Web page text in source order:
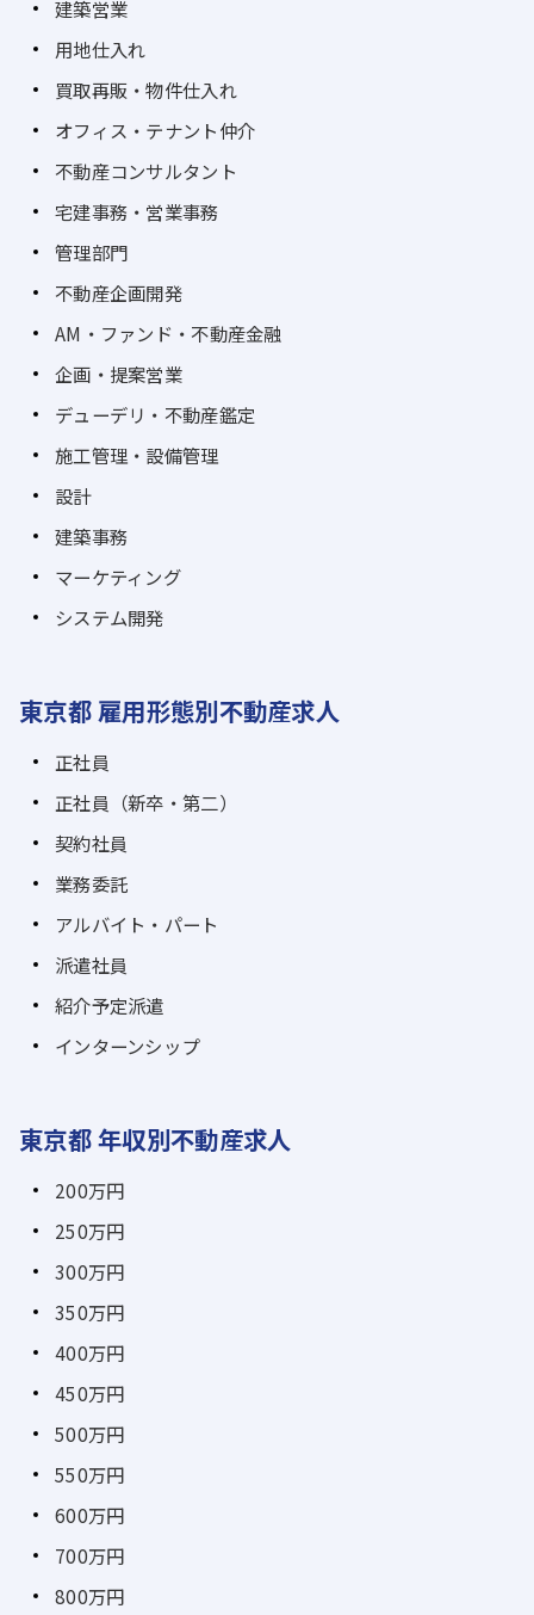
建築営業
用地仕入れ
買取再販・物件仕入れ
オフィス・テナント仲介
不動産コンサルタント
宅建事務・営業事務
管理部門
不動産企画開発
AM・ファンド・不動産金融
企画・提案営業
デューデリ・不動産鑑定
施工管理・設備管理
設計
建築事務
マーケティング
システム開発
東京都 雇用形態別不動産求人
正社員
正社員（新卒・第二）
契約社員
業務委託
アルバイト・パート
派遣社員
紹介予定派遣
インターンシップ
東京都 年収別不動産求人
200万円
250万円
300万円
350万円
400万円
450万円
500万円
550万円
600万円
700万円
800万円